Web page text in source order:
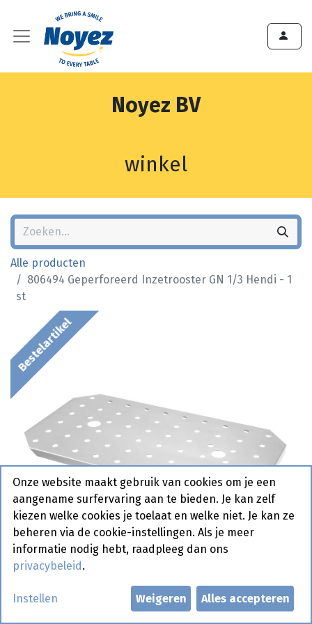
Noyez BV
winkel
Alle producten
806494 Geperforeerd Inzetrooster GN 1/3 Hendi - 1
st
Bestelartikel
806494 Geperforeerd
Onze website maakt gebruik van cookies om je een
aangename surfervaring aan te bieden. Je kan zelf
kiezen welke cookies je toelaat en welke niet. Je kan ze
beheren via de cookie-instellingen. Als je meer
informatie nodig hebt, raadpleeg dan ons
privacybeleid .
Instellen Weigeren Alles accepteren